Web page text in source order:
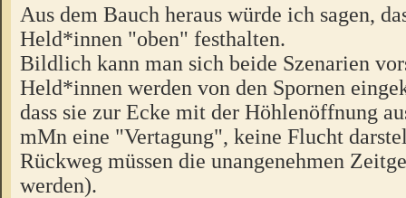
Aus dem Bauch heraus würde ich sagen,
Held*innen "oben" festhalten.
Bildlich kann man sich beide Szenarien
Held*innen werden von den Spornen
dass sie zur Ecke mit der Höhlenöffnung
mMn eine "Vertagung", keine Flucht
Rückweg müssen die unangenehmen
werden).